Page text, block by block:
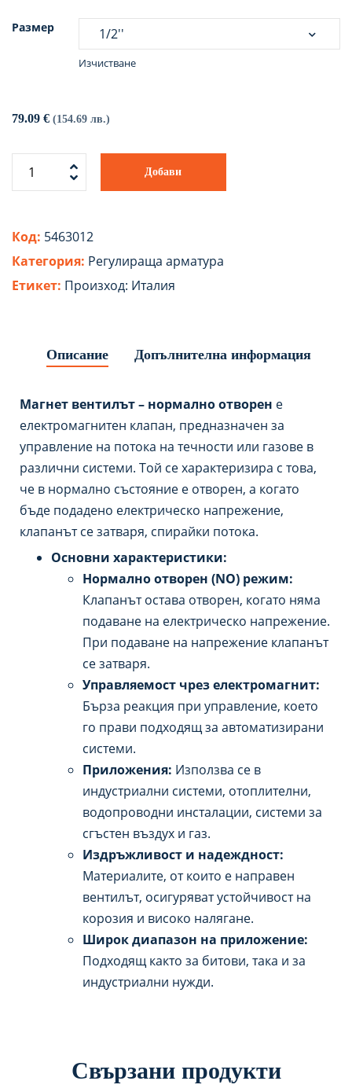
Размер
Изчистване
79.09 € (154.69 лв.)
Добави
Код: 5463012
Категория: Регулираща арматура
Етикет: Произход: Италия
Описание Допълнителна информация
Магнет вентилът – нормално отворен е
електромагнитен клапан, предназначен за
управление на потока на течности или газове в
различни системи. Той се характеризира с това,
че в нормално състояние е отворен, а когато
бъде подадено електрическо напрежение,
клапанът се затваря, спирайки потока.
Основни характеристики:
Нормално отворен (NO) режим:
Клапанът остава отворен, когато няма
подаване на електрическо напрежение.
При подаване на напрежение клапанът
се затваря.
Управляемост чрез електромагнит:
Бърза реакция при управление, което
го прави подходящ за автоматизирани
системи.
Приложения: Използва се в
индустриални системи, отоплителни,
водопроводни инсталации, системи за
сгъстен въздух и газ.
Издръжливост и надеждност:
Материалите, от които е направен
вентилът, осигуряват устойчивост на
корозия и високо налягане.
Широк диапазон на приложение:
Подходящ както за битови, така и за
индустриални нужди.
Свързани продукти